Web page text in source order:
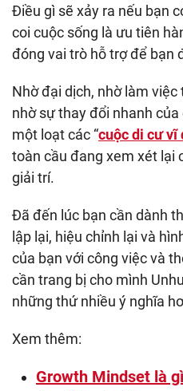
Điều gì sẽ xảy ra nếu bạn
coi cuộc sống là ưu tiên
đóng vai trò hỗ trợ để bạn
Nhờ đại dịch, nhờ làm
nhờ sự thay đổi nhanh
một loạt các “cuộc di cư vĩ
toàn cầu đang xem xét lại
giải trí.
Đã đến lúc bạn cần dành
lập lại, hiệu chỉnh lại và
của bạn với công việc và
cần trang bị cho mình
những thứ nhiều ý nghĩa
Xem thêm:
Growth Mindset là